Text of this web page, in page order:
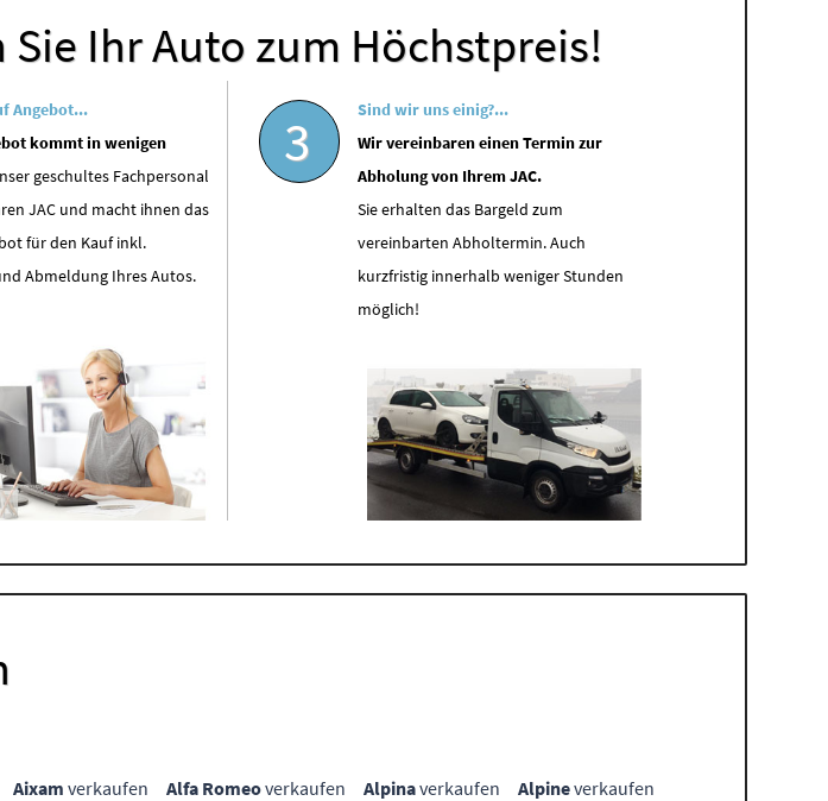
Ihr Auto zum Höchstpreis!
Angebot...
kommt in wenigen
geschultes Fachpersonal
JAC und macht ihnen das
für den Kauf inkl.
Abmeldung Ihres Autos.
3
Sind wir uns einig?...
Wir vereinbaren einen Termin zur
Abholung von Ihrem JAC.
Sie erhalten das Bargeld zum
vereinbarten Abholtermin. Auch
kurzfristig innerhalb weniger Stunden
möglich!
Aixam verkaufen Alfa Romeoverkaufen Alpinaverkaufen Alpineverkaufen